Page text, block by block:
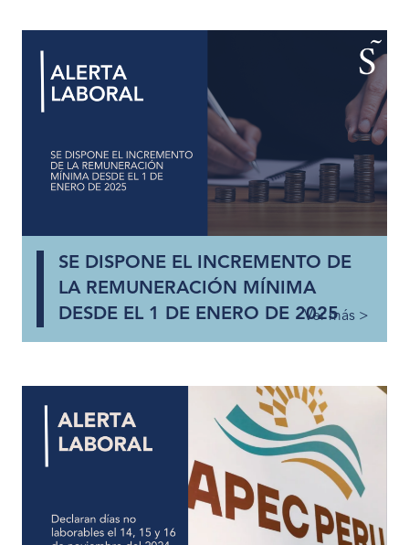
SE DISPONE EL INCREMENTO DE
LA REMUNERACIÓN MÍNIMA
DESDE EL 1 DE ENERO DE 2025
Ver más >